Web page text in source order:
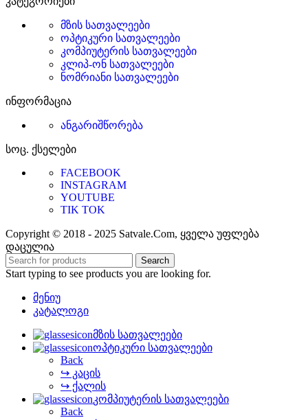
მზის სათვალეები
ოპტიკური სათვალეები
კომპიუტერის სათვალეები
კლიპ-ონ სათვალეები
ნომრიანი სათვალეები
ინფორმაცია
ანგარიშწორება
სოც. ქსელები
FACEBOOK
INSTAGRAM
YOUTUBE
TIK TOK
Copyright © 2018 - 2025 Satvale.Com, ყველა უფლება
დაცულია
Search
Start typing to see products you are looking for.
მენიუ
კატალოგი
მზის სათვალეები
ოპტიკური სათვალეები
Back
↪ კაცის
↪ ქალის
კომპიუტერის სათვალეები
Back